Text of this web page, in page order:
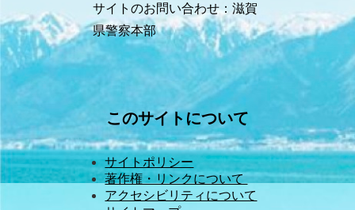
サイトのお問い合わせ：滋賀
県警察本部
このサイトについて
サイトポリシー
著作権・リンクについて
アクセシビリティについて